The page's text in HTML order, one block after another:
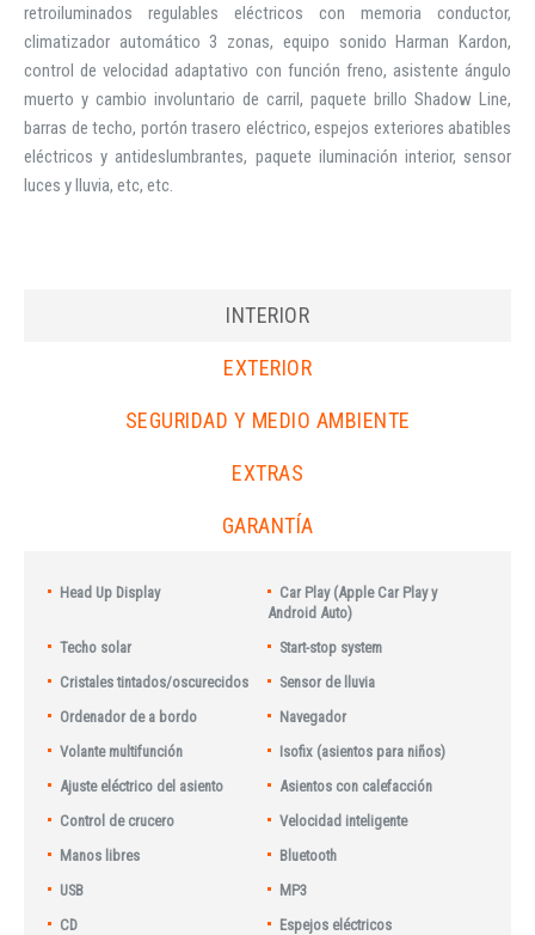
retroiluminados regulables eléctricos con memoria conductor,
climatizador automático 3 zonas, equipo sonido Harman Kardon,
control de velocidad adaptativo con función freno, asistente ángulo
muerto y cambio involuntario de carril, paquete brillo Shadow Line,
barras de techo, portón trasero eléctrico, espejos exteriores abatibles
eléctricos y antideslumbrantes, paquete iluminación interior, sensor
luces y lluvia, etc, etc.
INTERIOR
EXTERIOR
SEGURIDAD Y MEDIO AMBIENTE
EXTRAS
GARANTÍA
Head Up Display
Car Play (Apple Car Play y
Android Auto)
Techo solar
Start-stop system
Cristales tintados/oscurecidos
Sensor de lluvia
Ordenador de a bordo
Navegador
Volante multifunción
Isofix (asientos para niños)
Ajuste eléctrico del asiento
Asientos con calefacción
Control de crucero
Velocidad inteligente
Manos libres
Bluetooth
USB
MP3
CD
Espejos eléctricos